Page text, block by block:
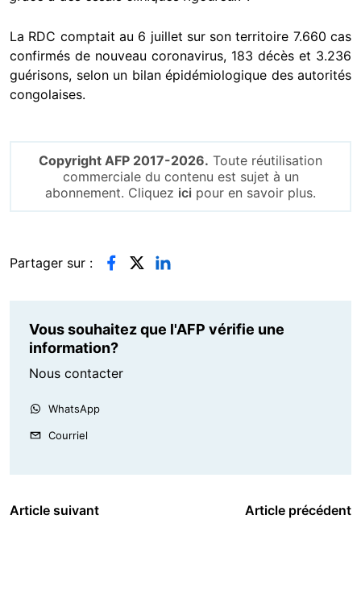
La RDC comptait au 6 juillet sur son territoire 7.660 cas
confirmés de nouveau coronavirus, 183 décès et 3.236
guérisons, selon un bilan épidémiologique des autorités
congolaises.
Copyright AFP 2017-2026. Toute réutilisation
commerciale du contenu est sujet à un
abonnement. Cliquez ici pour en savoir plus.
Partager sur :
Vous souhaitez que l'AFP vérifie une
information?
Nous contacter
WhatsApp
Courriel
Article suivant Article précédent